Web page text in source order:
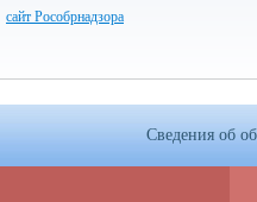
сайт Рособрнадзора
Сведения об